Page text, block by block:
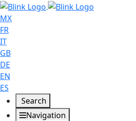
MX
FR
IT
GB
DE
EN
ES
Search
Navigation